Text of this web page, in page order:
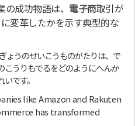
成功物語は、 電子商取引が
変革したかを示す典型的な
ょうのせいこうものがたりは、で
こうりもでるをどのようにへんか
です。
like Amazon and Rakuten
has transformed